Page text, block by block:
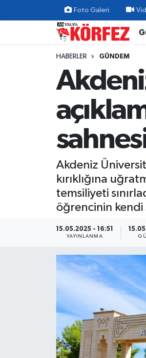
Foto Galeri
HABERLER GÜNDEM
Akdeniz
kırıklığına
temsiliyeti
öğrencinin kendi
15.05.2025 - 16:51
YAYINLANMA
Gündem
Yerel Yönetim
Ekonomi
Nöbetçi Eczaneler
Trafik Durumu
Süper Lig Puan Durumu ve
Tüm Manşetler
Son Dakika Haberleri